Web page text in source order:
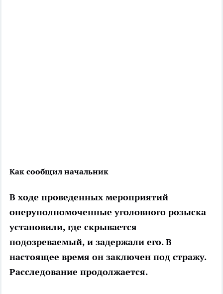
Как сообщил начальник
В ходе проведенных мероприятий
оперуполномоченные уголовного розыска
установили, где скрывается
подозреваемый, и задержали его. В
настоящее время он заключен под стражу.
Расследование продолжается.